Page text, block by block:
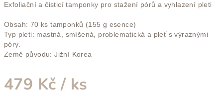
Exfoliační a čisticí tamponky pro stažení pórů a vyhlazení pleti
Obsah: 70 ks tamponků (155 g esence)
Typ pleti: mastná, smíšená, problematická a pleť s výraznými
póry.
Země původu: Jižní Korea
479 Kč/ ks